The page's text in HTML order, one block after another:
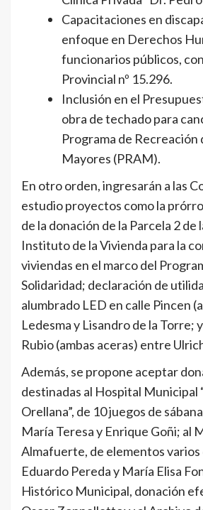
Capacitaciones en
enfoque en Derechos
funcionarios públicos,
Provincial nº 15.296.
Inclusión en el
obra de techado para
Programa de Recreación
Mayores (PRAM).
En otro orden, ingresarán a las
estudio proyectos como la
de la donación de la Parcela 2 de
Instituto de la Vivienda para la
viviendas en el marco del
Solidaridad; declaración de
alumbrado LED en calle Pincen
Ledesma y Lisandro de la Torre;
Rubio (ambas aceras) entre
Además, se propone aceptar
destinadas al Hospital Municipal
Orellana”, de 10 juegos de
María Teresa y Enrique Goñi; al
Almafuerte, de elementos varios
Eduardo Pereda y María Elisa
Histórico Municipal, donación